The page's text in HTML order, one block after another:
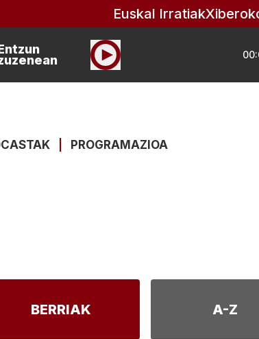
Euskal Irratiak
PROGRAMAZIOA
BERRIAK A-Z